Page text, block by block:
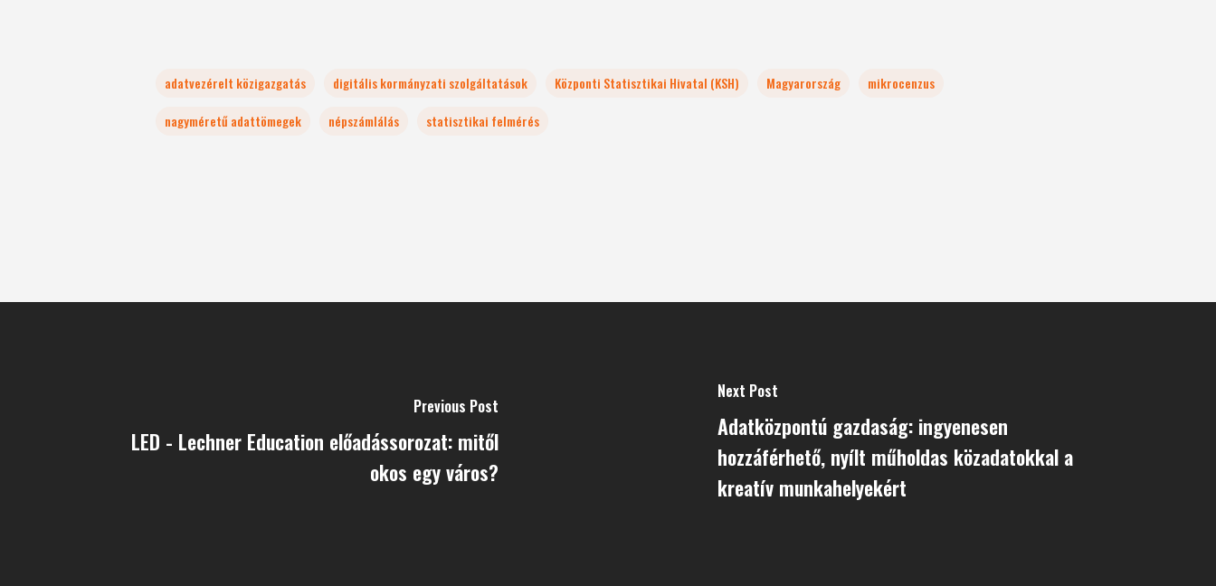
adatvezérelt közigazgatás digitális kormányzati szolgáltatások Központi Statisztikai Hivatal (KSH) Magyarország
mikrocenzus
nagyméretű adattömegek
népszámlálás statisztikai felmérés
Previous Post
LED - Lechner Education előadássorozat: mitől
okos egy város?
Next Post
Adatközpontú gazdaság: ingyenesen
hozzáférhető, nyílt műholdas közadatokkal a
kreatív munkahelyekért